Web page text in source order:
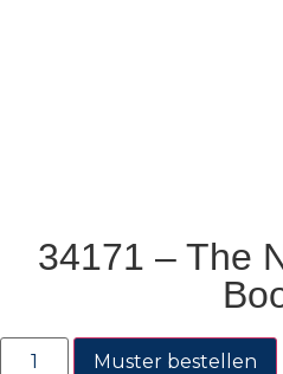
34171 – The
Muster bestellen